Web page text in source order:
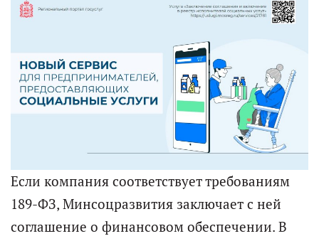
Если компания соответствует требованиям
189-ФЗ, Минсоцразвития заключает с ней
соглашение о финансовом обеспечении. В